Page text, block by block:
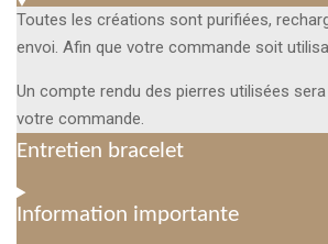
Toutes les créations sont purifiées,
envoi. Afin que votre commande soit
Un compte rendu des pierres utilisées
votre commande.
Entretien bracelet
Information importante